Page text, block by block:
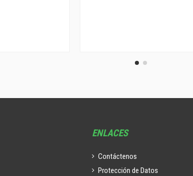
ENLACES
Contáctenos
Protección de Datos